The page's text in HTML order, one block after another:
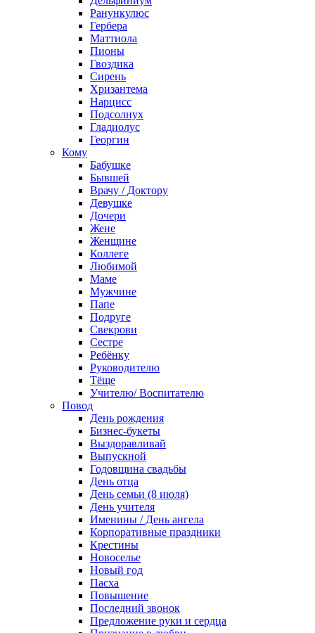
Ранункулюс
Гербера
Маттиола
Пионы
Гвоздика
Сирень
Хризантема
Нарцисс
Подсолнух
Гладиолус
Георгин
Кому
Бабушке
Бывшей
Врачу / Доктору
Девушке
Дочери
Жене
Женщине
Коллеге
Любимой
Маме
Мужчине
Папе
Подруге
Свекрови
Сестре
Ребёнку
Руководителю
Тёще
Учителю/ Воспитателю
Повод
День рождения
Бизнес-букеты
Выздоравливай
Выпускной
Годовщина свадьбы
День отца
День семьи (8 июля)
День учителя
Именины / День ангела
Корпоративные праздники
Крестины
Новоселье
Новый год
Пасха
Повышение
Последний звонок
Предложение руки и сердца